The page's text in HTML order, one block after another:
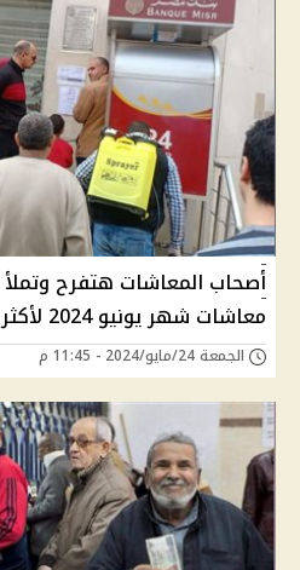
أصحاب المعاشات هتفرح
معاشات شهر يونيو 2024 لأكثر من 11 مليون مستفيد
الجمعة 24/مايو/2024 - 11:45 م